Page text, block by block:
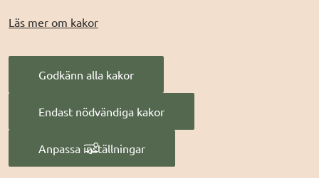
Läs mer om kakor
Godkänn alla kakor
Endast nödvändiga kakor
Anpassa inställningar
och förbättringar måste organiseras och
finansieras gemensamt. Här avgörs om
informationsutbytet blir ett levande verktyg eller
Rubrik Beskrivning